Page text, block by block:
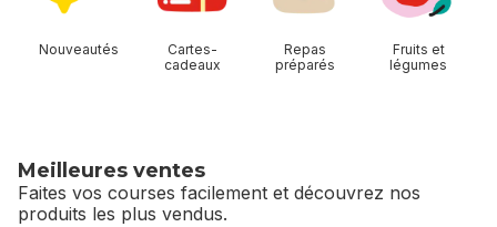
Nouveautés
Cartes-
cadeaux
Repas
préparés
Fruits et
légumes
Meilleures ventes
Faites vos courses facilement et découvrez nos
produits les plus vendus.